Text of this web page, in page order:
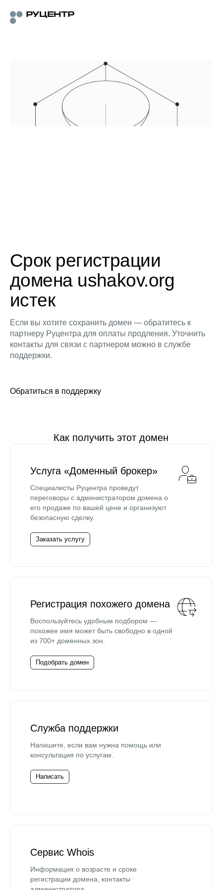
Срок регистрации
домена ushakov.org
истек
Если вы хотите сохранить домен — обратитесь к
партнеру Руцентра для оплаты продления. Уточнить
контакты для связи с партнером можно в службе
поддержки.
Обратиться в поддержку
Как получить этот домен
Услуга «Доменный брокер»
Специалисты Руцентра проведут
переговоры с администратором домена о
его продаже по вашей цене и организуют
безопасную сделку.
Заказать услугу
Регистрация похожего домена
Воспользуйтесь удобным подбором —
похожее имя может быть свободно в одной
из 700+ доменных зон.
Подобрать домен
Служба поддержки
Напишите, если вам нужна помощь или
консультация по услугам.
Написать
Сервис Whois
Информация о возрасте и сроке
регистрации домена, контакты